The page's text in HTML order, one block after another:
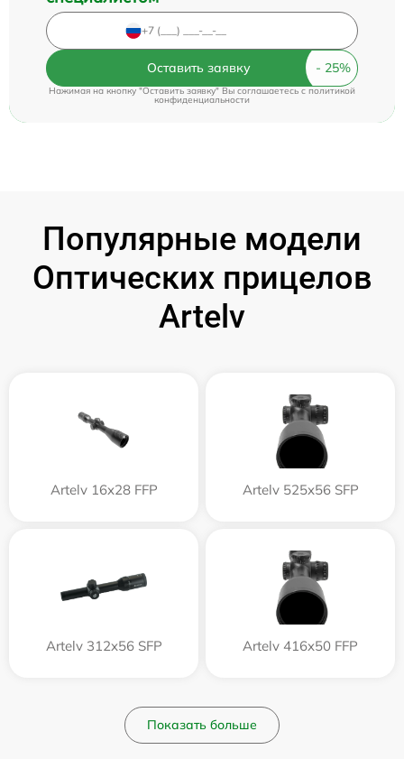
Оставить заявку
Нажимая на кнопку "Оставить заявку" Вы соглашаетесь cполитикой
конфиденциальности
Популярные модели
Оптических прицелов
Artelv
Artelv 16x28 FFP Artelv 525x56 SFP
Artelv 312x56 SFP Artelv 416x50 FFP
Показать больше